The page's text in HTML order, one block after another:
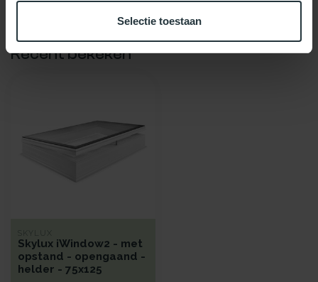
Selectie toestaan
Recent bekeken
SKYLUX
Skylux iWindow2 - met
opstand - opengaand -
helder - 75x125